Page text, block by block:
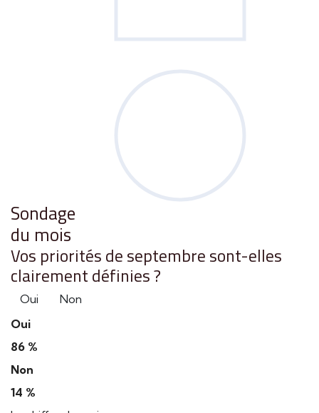
Sondage
du mois
Vos priorités de septembre sont-elles
clairement définies ?
Oui
Non
Oui
86 %
Non
14 %